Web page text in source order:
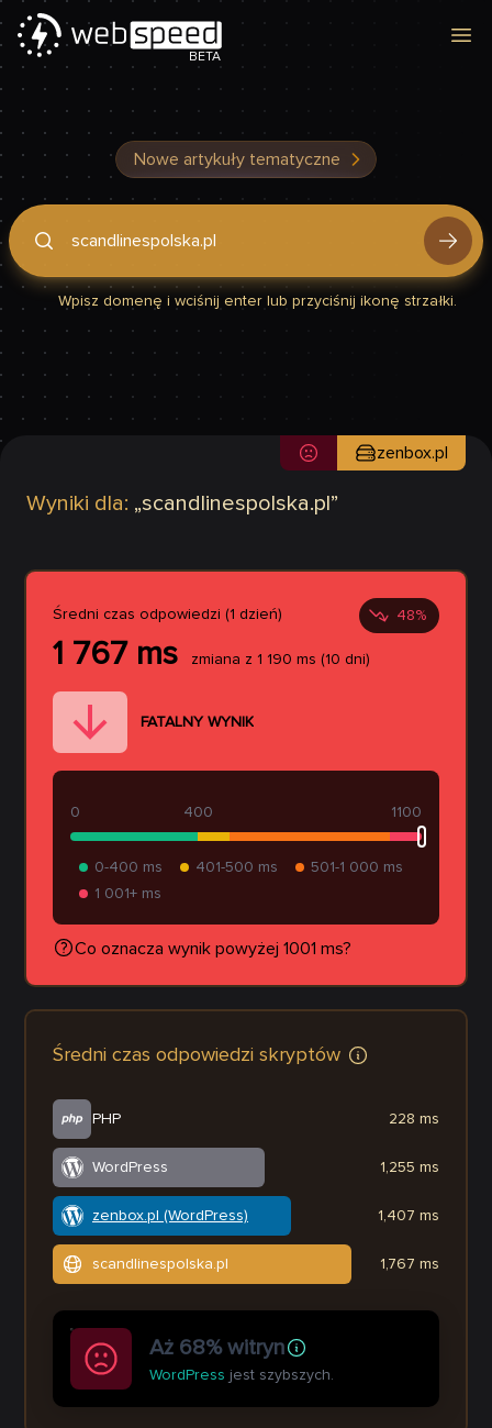
BETA
Nowe artykuły tematyczne
Podaj domenę, by sprawdzić, czy Twoja strona jest szybka
Wpisz domenę i wciśnij enter lub przyciśnij ikonę strzałki.
Wyniki dla: „scandlinespolska.pl ”
zenbox.pl
Średni czas odpowiedzi (1 dzień) 48%
1 767ms zmiana z 1 190 ms (10 dni)
FATALNY WYNIK
400
0 1100
0-400 ms 401-500 ms
501-1 000 ms
1 001+ ms
Co oznacza wynik powyżej 1001 ms?
Średni czas odpowiedzi skryptów
PHP
WordPress
zenbox.pl (WordPress)
scandlinespolska.pl
228 ms
1,255 ms
1,407 ms
1,767 ms
Aż 68% witryn
WordPress jest szybszych.